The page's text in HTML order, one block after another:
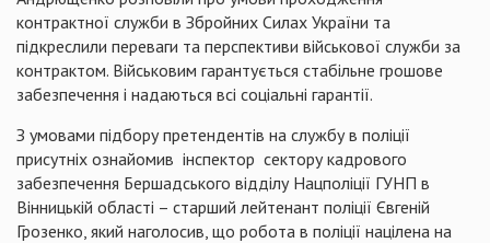
контрактної служби в Збройних Силах України та
підкреслили переваги та перспективи військової служби за
контрактом. Військовим гарантується стабільне грошове
забезпечення і надаються всі соціальні гарантії.
З умовами підбору претендентів на службу в поліції
присутніх ознайомив інспектор сектору кадрового
забезпечення Бершадського відділу Нацполіції ГУНП в
Вінницькій області – старший лейтенант поліції Євгеній
Грозенко, який наголосив, що робота в поліції націлена на